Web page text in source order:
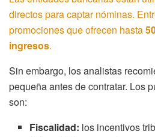
directos para captar nóminas.
promociones que ofrecen hasta
ingresos.
Sin embargo, los analistas
pequeña antes de contratar. Los
son:
Fiscalidad: los incentivos